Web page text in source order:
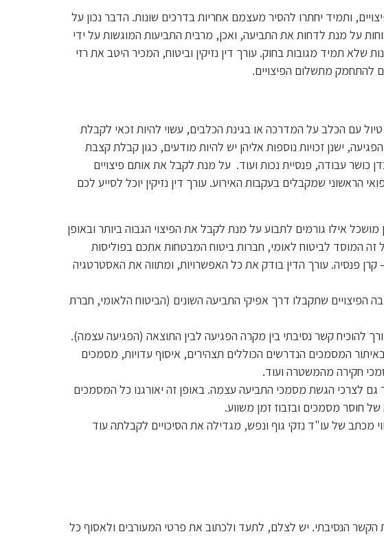
ותמיד יחתרו להסיר מעצמם אחריות בדרכים שונות. הדבר נכון על
על מנת לדחות את התביעה, ואכן, מרבית התביעות המוגשות על ידי
שלא תמיד מגובות בחוק. עורך דין נזיקין וביטוח, המכיר היטב את רזי
להתחמק מתשלום הפיצויים.
עם הכלב על המדרכה או בגינת הכלבים, עשוי להיות זכאי לקבלת
ישנן זכויות נוספות אליהן יש להיות מודעים, כגון קבלת קצבת
כושר עבודה, פנסיית נכות ועוד. על מנת לקבל את אותם פיצויים
הראשוני שמקבלים בעקבות האירוע. עורך דין נזיקין יוכל לסייע לכם
מושכל אילו גורמים לתבוע על מנת לקבל את הפיצוי הגבוה ביותר ובאופן
זה המוסד לביטוח לאומי, חברות ביטוח המבטחות אתכם בפוליסות
קרן פנסיה. עורך הדין בודק את כל האפשרויות, ומתווה את האסטרטגיה
הפיצויים שתקבלו דרך אפיקי התביעה השונים (הביטוח הלאומי, חברת
להוכיח קשר נסיבתי בין מקרה הפגיעה לבין התוצאה (הפגיעה עצמה).
המסמכים הנדרשים הכוללים תצהירים, איסוף עדויות, מסמכים
חקירה מהמשטרה ועוד.
לצרכי הגשת מסמכי התביעה עצמה. באופן זה יאורגנו כל המסמכים
חוסר מסמכים ובזבוז זמן משווע.
מכתב של עו"ד נזקי גוף ונפש, מגדילה את הסיכויים לקבלתה עוד
הקשר הנסיבתי. יש לצלם, לתעד ולכתוב את פרטי המעורבים ולאסוף כל